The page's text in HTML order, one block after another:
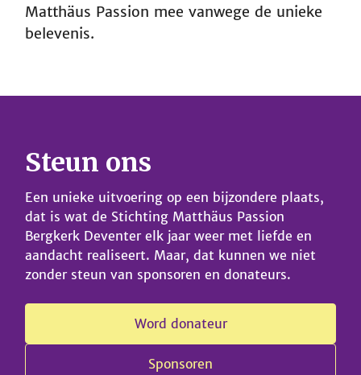
Matthäus Passion mee vanwege de unieke
belevenis.
Steun ons
Een unieke uitvoering op een bijzondere plaats,
dat is wat de Stichting Matthäus Passion
Bergkerk Deventer elk jaar weer met liefde en
aandacht realiseert. Maar, dat kunnen we niet
zonder steun van sponsoren en donateurs.
Word donateur
Sponsoren